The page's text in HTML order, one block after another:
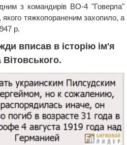
з командирів ВО-4 "Говерла"
тяжкопораненим захопило, а
р.
вписав в історію ім'я
Вітовського.